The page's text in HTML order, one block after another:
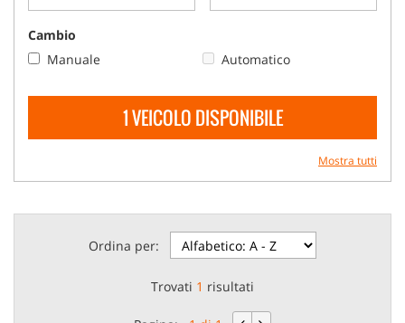
Cambio
Manuale
Automatico
1 VEICOLO DISPONIBILE
Mostra tutti
Ordina per:
Trovati 1 risultati